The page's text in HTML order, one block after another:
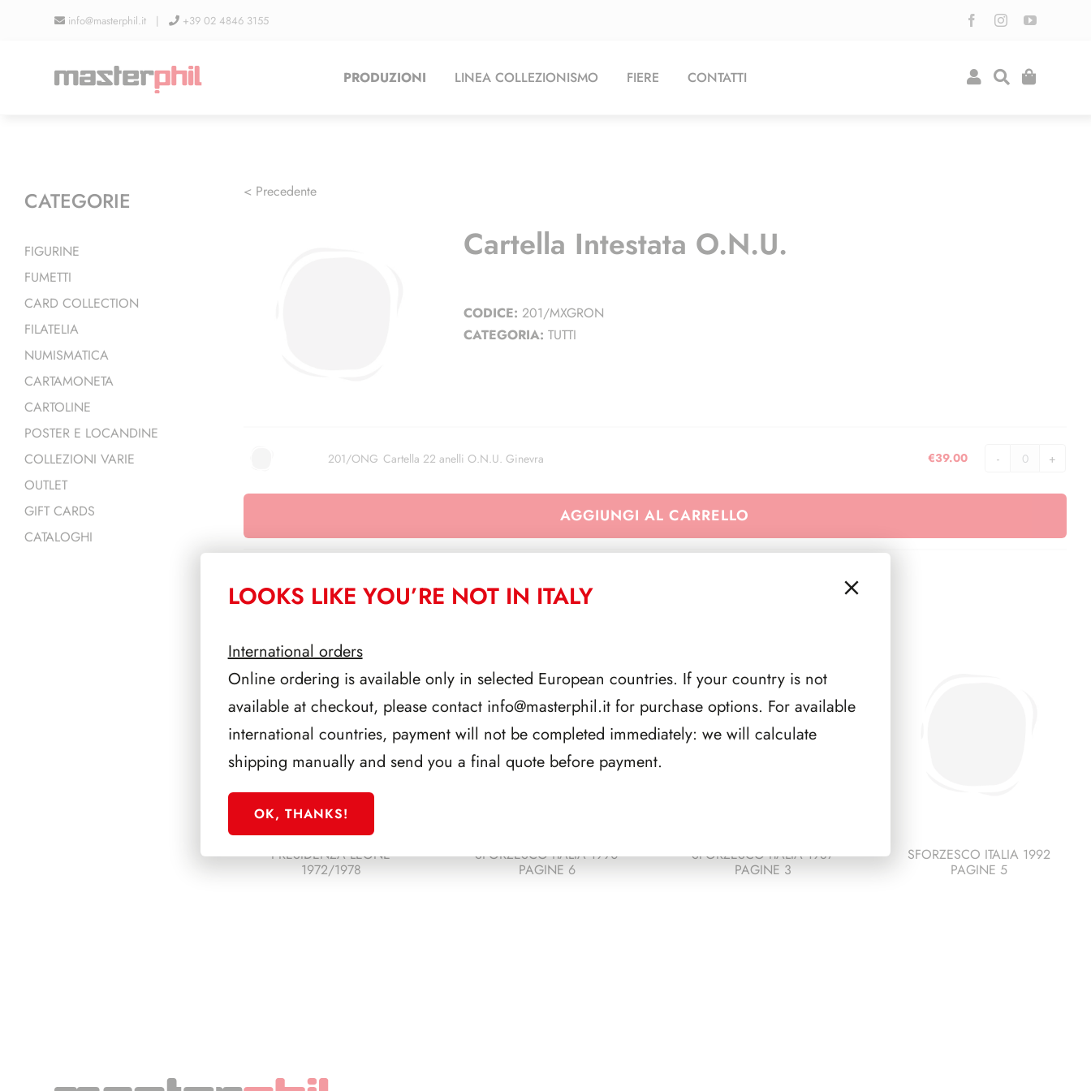
info@masterphil.it | +39 02 4846 3155
PRODUZIONI LINEA COLLEZIONISMO FIERE CONTATTI
< Precedente
Cartella Intestata O.N.U.
CODICE: 201/MXGRON
CATEGORIA: TUTTI
Ginevra
Cartella 22 anelli O.N.U. Ginevra
201/ONG €39.00
AGGIUNGI AL CARRELLO
PRESIDENZA LEONE
1972/1978
SFORZESCO ITALIA 1990
PAGINE 6
SFORZESCO ITALIA 1987
PAGINE 3
SFORZESCO ITALIA 1992
PAGINE 5
CATEGORIE
FIGURINE
FUMETTI
CARD COLLECTION
FILATELIA
NUMISMATICA
CARTAMONETA
CARTOLINE
POSTER E LOCANDINE
COLLEZIONI VARIE
OUTLET
GIFT CARDS
CATALOGHI
LOOKS LIKE YOU’RE NOT IN ITALY
International orders
Online ordering is available only in selected European countries. If your country is not
available at checkout, please contact info@masterphil.itfor purchase options. For available
international countries, payment will not be completed immediately: we will calculate
shipping manually and send you a final quote before payment.
OK, THANKS!